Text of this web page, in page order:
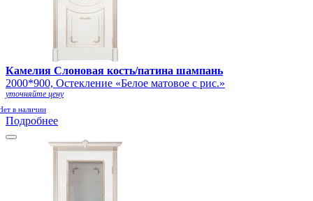
Камелия Слоновая кость/патина шампань
2000*900, Остекление «Белое матовое с рис.»
уточняйте цену
в наличии
Подробнее